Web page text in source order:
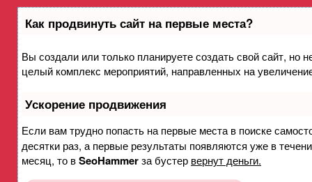
Как продвинуть сайт на первые места?
Вы создали или только планируете создать свой сайт, но
целый комплекс мероприятий, направленных на
Ускорение продвижения
Если вам трудно попасть на первые места в поиске
десятки раз, а первые результаты появляются уже в
месяц, то вSeoHammerза бустер вернут деньги.
Ошибка P00A4
охлаждения
Горит ошибка Check
Temperature